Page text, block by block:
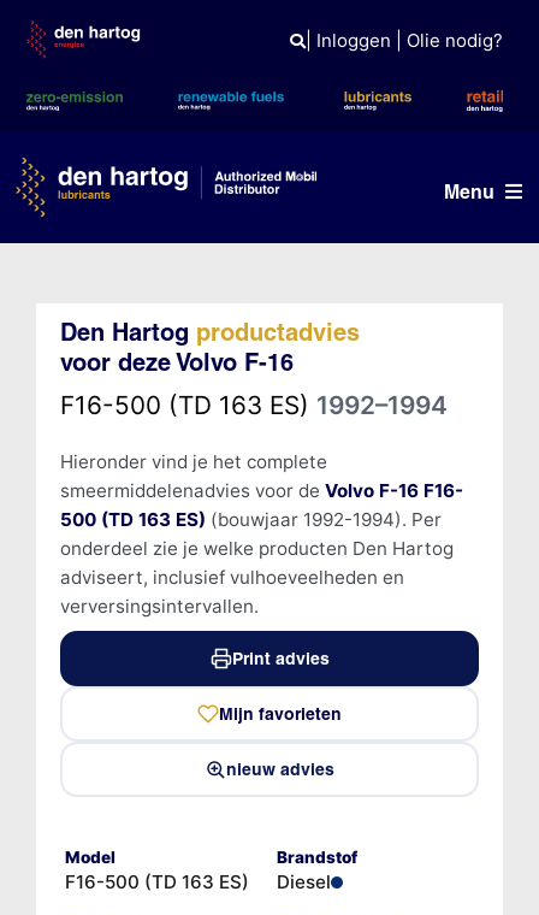
content
| Inloggen Olie nodig?
Menu
Producten
Kennisbank
Den Hartog productadvies
voor deze Volvo F-16
F16-500 (TD 163 ES) 1992–1994
Hieronder vind je het complete
smeermiddelenadvies voor de Volvo F-16 F16-
500 (TD 163 ES) (bouwjaar 1992-1994). Per
onderdeel zie je welke producten Den Hartog
adviseert, inclusief vulhoeveelheden en
verversingsintervallen.
Print advies
Mijn favorieten
nieuw advies
Model
F16-500 (TD 163 ES)
Brandstof
Diesel